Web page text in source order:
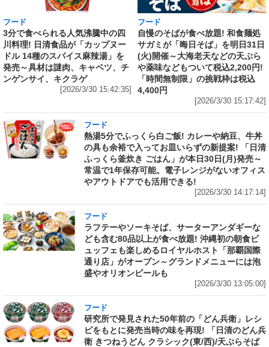
フード
3分で食べられる人気沸騰中の四
川料理! 日清食品が「カップヌー
ドル 14種のスパイス麻辣湯」を
発売～具材は謎肉、キャベツ、チ
ンゲンサイ、キクラゲ
[2026/3/30 15:42:35]
フード
自慢のそばが食べ放題! 和食麺処
サガミが「晦日そば」を明日31日
(火)開催～大海老天などの天ぷら
や薬味などもついて税込2,200円!
「時間無制限」の挑戦枠は税込
4,400円
[2026/3/30 15:17:42]
フード
熱湯5分でふっくら白ご飯! カレーや納豆、牛丼
の具も余裕で入ってお皿いらずの新提案! 「日清
ふっくら釜炊き ごはん」が本日30日(月)発売～
常温で1年保存可能。電子レンジがないオフィス
やアウトドアでも活用できる!
[2026/3/30 14:17:14]
フード
ラフテーやソーキそば、サーターアンダギーな
ども含む80品以上が食べ放題! 沖縄初の朝食ビ
ュッフェも楽しめるロイヤルホスト「那覇国際
通り店」がオープン～グランドメニューには泡
盛やオリオンビールも
[2026/3/30 13:05:00]
フード
研究所で発見された50年前の「どん兵衛」レシ
ピをもとに発売当時の味を再現! 「日清のどん兵
衛 きつねうどん クラシック(東/西)/天ぷらそば